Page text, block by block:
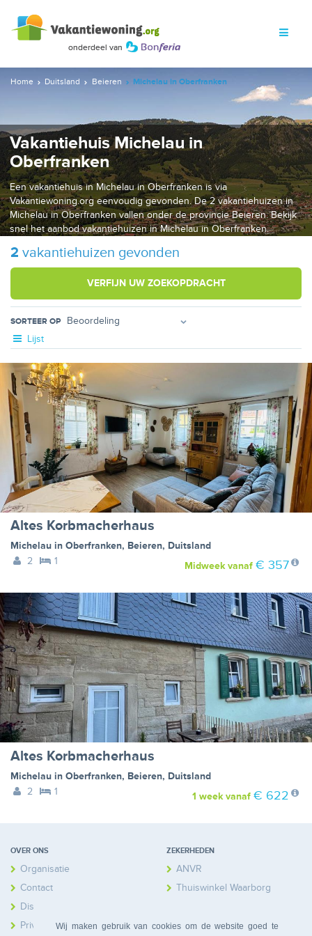
Wij maken gebruik van cookies om de website goed te
Home Duitsland Beieren Michelau in Oberfranken
Vakantiehuis Michelau in
Oberfranken
Een vakantiehuis in Michelau in Oberfranken is via
Vakantiewoning.org eenvoudig gevonden. De 2 vakantiehuizen in
Michelau in Oberfranken vallen onder de provincie Beieren. Bekijk
snel het aanbod vakantiehuizen in Michelau in Oberfranken.
2 vakantiehuizen gevonden
VERFIJN UW ZOEKOPDRACHT
SORTEER OP
Lijst
Altes Korbmacherhaus
Michelau in Oberfranken, Beieren, Duitsland
2
1 Midweekvanaf € 357
Altes Korbmacherhaus
Michelau in Oberfranken, Beieren, Duitsland
2
1 1 weekvanaf € 622
OVER ONS
Organisatie
Contact
Disclaimer
Privacy
ZEKERHEDEN
ANVR
Thuiswinkel Waarborg